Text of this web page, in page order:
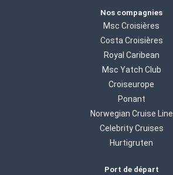
Nos compagnies
Msc Croisières
Costa Croisières
Royal Caribean
Msc Yatch Club
Croiseurope
Ponant
Norwegian Cruise Line
Celebrity Cruises
Hurtigruten
Port de départ